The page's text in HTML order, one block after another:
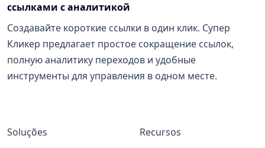
ссылками с аналитикой
Создавайте короткие ссылки в один клик. Супер
Кликер предлагает простое сокращение ссылок,
полную аналитику переходов и удобные
инструменты для управления в одном месте.
Soluções
Recursos